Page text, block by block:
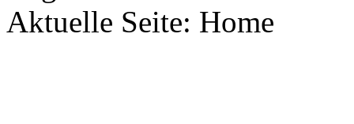
Aktuelle Seite: Home